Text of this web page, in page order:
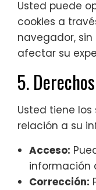
Usted puede
cookies a
navegador,
afectar su
5.
Usted tiene
relación a su
Acceso:
información
Corrección: